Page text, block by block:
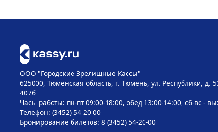
ООО "Городские Зрелищные Кассы"
625000, Тюменская область, г. Тюмень, ул. Республики, д.
407б
Часы работы: пн-пт 09:00-18:00, обед 13:00-14:00, сб-вс -
Телефон: (3452) 54-20-00
Бронирование билетов: 8 (3452) 54-20-00